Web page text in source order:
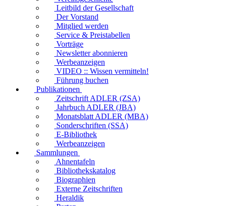
Leitbild der Gesellschaft
Der Vorstand
Mitglied werden
Service & Preistabellen
Vorträge
Newsletter abonnieren
Werbeanzeigen
VIDEO :: Wissen vermitteln!
Führung buchen
Publikationen
Zeitschrift ADLER (ZSA)
Jahrbuch ADLER (JBA)
Monatsblatt ADLER (MBA)
Sonderschriften (SSA)
E-Bibliothek
Werbeanzeigen
Sammlungen
Ahnentafeln
Bibliothekskatalog
Biographien
Externe Zeitschriften
Heraldik